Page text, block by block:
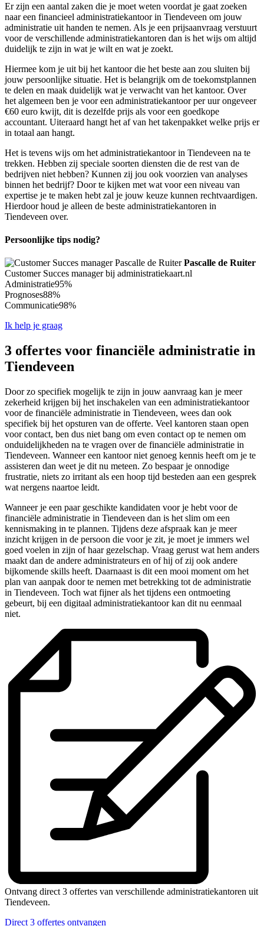
Er zijn een aantal zaken die je moet weten voordat je gaat zoeken
naar een financieel administratiekantoor in Tiendeveen om jouw
administratie uit handen te nemen. Als je een prijsaanvraag verstuurt
voor de verschillende administratiekantoren dan is het wijs om altijd
duidelijk te zijn in wat je wilt en wat je zoekt.
Hiermee kom je uit bij het kantoor die het beste aan zou sluiten bij
jouw persoonlijke situatie. Het is belangrijk om de toekomstplannen
te delen en maak duidelijk wat je verwacht van het kantoor. Over
het algemeen ben je voor een administratiekantoor per uur ongeveer
€60 euro kwijt, dit is dezelfde prijs als voor een goedkope
accountant. Uiteraard hangt het af van het takenpakket welke prijs er
in totaal aan hangt.
Het is tevens wijs om het administratiekantoor in Tiendeveen na te
trekken. Hebben zij speciale soorten diensten die de rest van de
bedrijven niet hebben? Kunnen zij jou ook voorzien van analyses
binnen het bedrijf? Door te kijken met wat voor een niveau van
expertise je te maken hebt zal je jouw keuze kunnen rechtvaardigen.
Hierdoor houd je alleen de beste administratiekantoren in
Tiendeveen over.
Persoonlijke tips nodig?
Pascalle de Ruiter
Customer Succes manager bij administratiekaart.nl
Administratie95%
Prognoses88%
Communicatie98%
Ik help je graag
3 offertes voor financiële administratie in
Tiendeveen
Door zo specifiek mogelijk te zijn in jouw aanvraag kan je meer
zekerheid krijgen bij het inschakelen van een administratiekantoor
voor de financiële administratie in Tiendeveen, wees dan ook
specifiek bij het opsturen van de offerte. Veel kantoren staan open
voor contact, ben dus niet bang om even contact op te nemen om
onduidelijkheden na te vragen over de financiële administratie in
Tiendeveen. Wanneer een kantoor niet genoeg kennis heeft om je te
assisteren dan weet je dit nu meteen. Zo bespaar je onnodige
frustratie, niets zo irritant als een hoop tijd besteden aan een gesprek
wat nergens naartoe leidt.
Wanneer je een paar geschikte kandidaten voor je hebt voor de
financiële administratie in Tiendeveen dan is het slim om een
kennismaking in te plannen. Tijdens deze afspraak kan je meer
inzicht krijgen in de persoon die voor je zit, je moet je immers wel
goed voelen in zijn of haar gezelschap. Vraag gerust wat hem anders
maakt dan de andere administrateurs en of hij of zij ook andere
bijkomende skills heeft. Daarnaast is dit een mooi moment om het
plan van aanpak door te nemen met betrekking tot de administratie
in Tiendeveen. Toch wat fijner als het tijdens een ontmoeting
gebeurt, bij een digitaal administratiekantoor kan dit nu eenmaal
niet.
Ontvang direct 3 offertes van verschillende administratiekantoren uit
Tiendeveen.
Direct 3 offertes ontvangen